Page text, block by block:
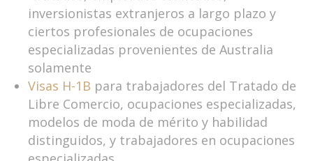
inversionistas extranjeros a largo plazo y
ciertos profesionales de ocupaciones
especializadas provenientes de Australia
solamente
Visas H-1B para trabajadores del Tratado de
Libre Comercio, ocupaciones especializadas,
modelos de moda de mérito y habilidad
distinguidos, y trabajadores en ocupaciones